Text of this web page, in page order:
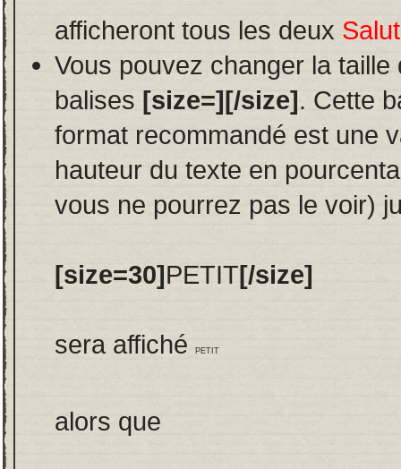
afficheront tous les deux
Vous pouvez changer la
balises [size=][/size]. Cette
format recommandé est une
hauteur du texte en
vous ne pourrez pas le voir)
[size=30]PETIT[/size]
sera affiché PETIT
alors que